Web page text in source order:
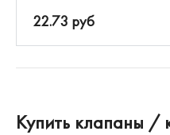
22.73 руб
Купить клапаны /